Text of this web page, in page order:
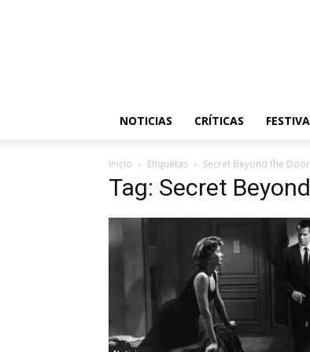
NOTICIAS CRÍTICAS
Inicio Etiquetas Secret Beyond the
Tag: Secret